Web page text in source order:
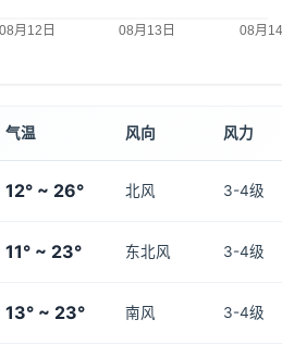
气温 风向 风力
12° ~ 26° 北风 3-4级
11° ~ 23° 东北风 3-4级
13° ~ 23° 南风 3-4级